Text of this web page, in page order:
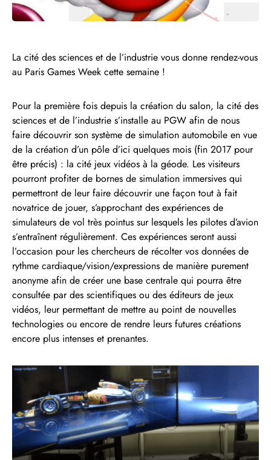
La cité des sciences et de l’industrie vous donne rendez-vous
au Paris Games Week cette semaine !
Pour la première fois depuis la création du salon, la cité des
sciences et de l’industrie s’installe au PGW afin de nous
faire découvrir son système de simulation automobile en vue
de la création d’un pôle d’ici quelques mois (fin 2017 pour
être précis) : la cité jeux vidéos à la géode. Les visiteurs
pourront profiter de bornes de simulation immersives qui
permettront de leur faire découvrir une façon tout à fait
novatrice de jouer, s’approchant des expériences de
simulateurs de vol très pointus sur lesquels les pilotes d’avion
s’entraînent régulièrement. Ces expériences seront aussi
l’occasion pour les chercheurs de récolter vos données de
rythme cardiaque/vision/expressions de manière purement
anonyme afin de créer une base centrale qui pourra être
consultée par des scientifiques ou des éditeurs de jeux
vidéos, leur permettant de mettre au point de nouvelles
technologies ou encore de rendre leurs futures créations
encore plus intenses et prenantes.